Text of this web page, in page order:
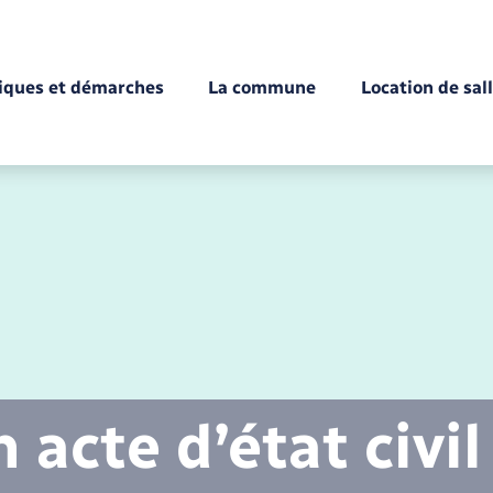
et démarches
Mariage – PACS
La commune Location de
acte d’état civil